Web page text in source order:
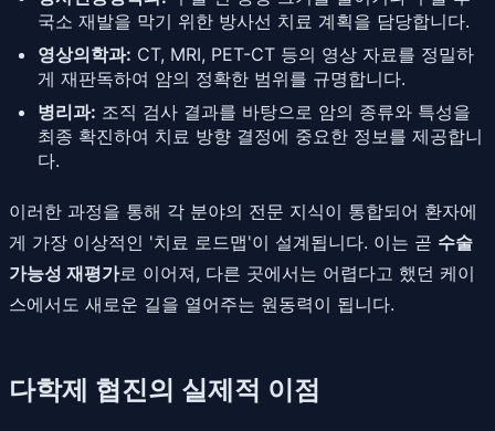
국소 재발을 막기 위한 방사선 치료 계획을 담당합니다.
영상의학과: CT, MRI, PET-CT 등의 영상 자료를 정밀하
게 재판독하여 암의 정확한 범위를 규명합니다.
병리과: 조직 검사 결과를 바탕으로 암의 종류와 특성을
최종 확진하여 치료 방향 결정에 중요한 정보를 제공합니
다.
이러한 과정을 통해 각 분야의 전문 지식이 통합되어 환자에
게 가장 이상적인 '치료 로드맵'이 설계됩니다. 이는 곧 수술
가능성 재평가로 이어져, 다른 곳에서는 어렵다고 했던 케이
스에서도 새로운 길을 열어주는 원동력이 됩니다.
다학제 협진의 실제적 이점